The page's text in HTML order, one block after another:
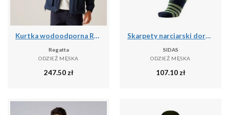
Kurtka wodoodporna Regatta Bayano II
Regatta
ODZIEŻ MĘSKA
247.50 zł
Skarpety narciarski dorosly Sidas Ski Touring LV cienka grubosc
SIDAS
ODZIEŻ MĘSKA
107.10 zł